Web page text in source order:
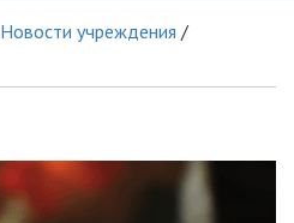
Новости учреждения /